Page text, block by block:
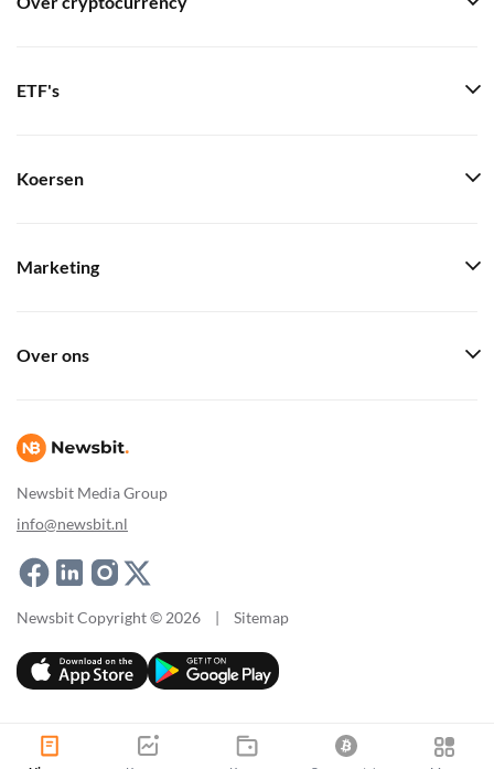
Newsbit Media Group
info@newsbit.nl
ETF's
Koersen
Marketing
Over ons
Newsbit Copyright © 2026 | Sitemap